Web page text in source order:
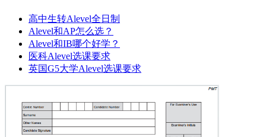
高中生转Alevel全日制
Alevel和AP怎么选？
Alevel和IB哪个好学？
医科Alevel选课要求
英国G5大学Alevel选课要求